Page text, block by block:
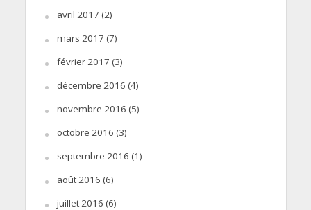
avril 2017 (2)
mars 2017 (7)
février 2017 (3)
décembre 2016 (4)
novembre 2016 (5)
octobre 2016 (3)
septembre 2016 (1)
août 2016 (6)
juillet 2016 (6)